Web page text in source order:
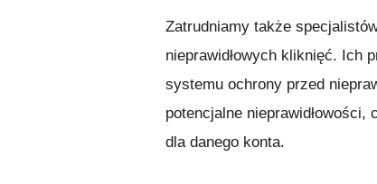
Zatrudniamy także
nieprawidłowych kliknięć. Ich
systemu ochrony przed
potencjalne nieprawidłowości,
dla danego konta.